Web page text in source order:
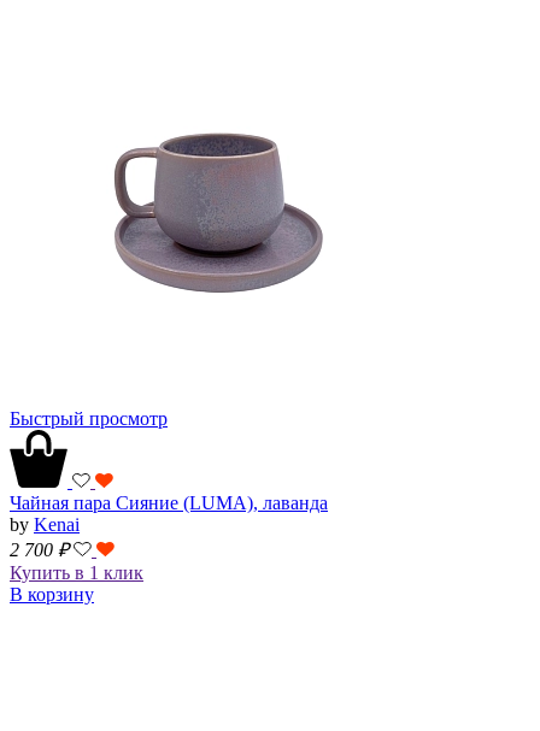
Быстрый просмотр
Чайная пара Сияние (LUMA), лаванда
by Kenai
2 700 ₽
Купить в 1 клик
В корзину